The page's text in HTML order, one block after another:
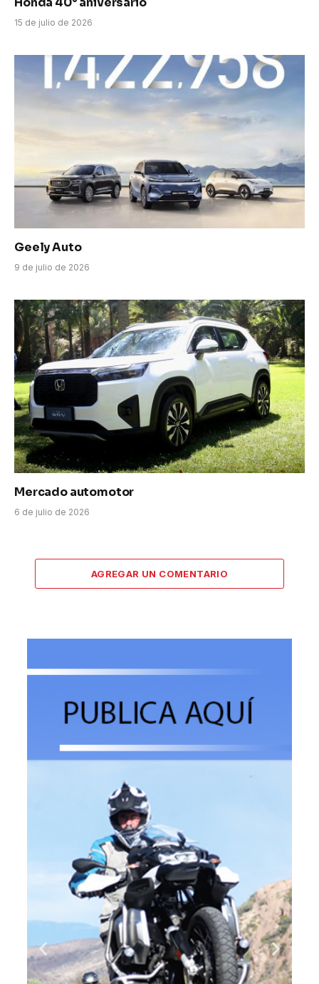
15 de julio de 2026
Geely Auto
9 de julio de 2026
Mercado automotor
6 de julio de 2026
AGREGAR UN COMENTARIO